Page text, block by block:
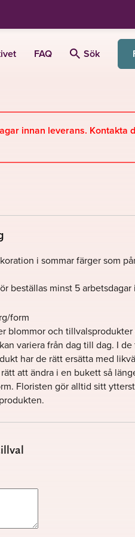
FAQ Sök
innan leverans. Kontakta
i sommar färger som
beställas minst 5 arbetsdagar
form
blommor och tillvalsprodukter
variera från dag till dag. I
har de rätt ersätta med
att ändra i en bukett så
Floristen gör alltid sitt